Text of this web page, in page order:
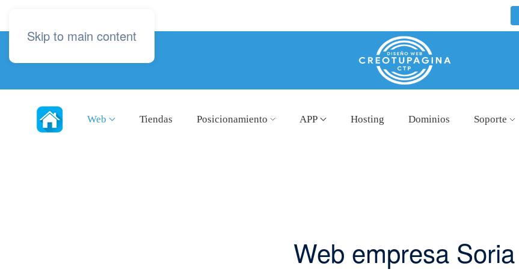
Skip to main content
Web Tiendas Posicionamiento APP Hosting Dominios Soporte
Web empresa Soria